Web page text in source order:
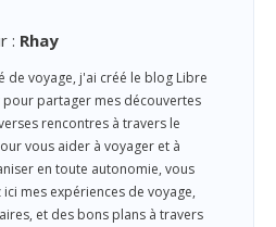
: Rhay
de voyage, j'ai créé le blog Libre
pour partager mes découvertes
rencontres à travers le
vous aider à voyager et à
en toute autonomie, vous
mes expériences de voyage,
et des bons plans à travers